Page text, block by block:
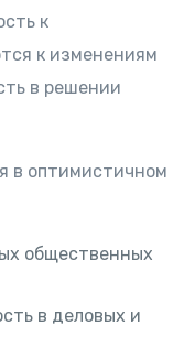
к
к изменениям
в решении
в оптимистичном
общественных
в деловых и